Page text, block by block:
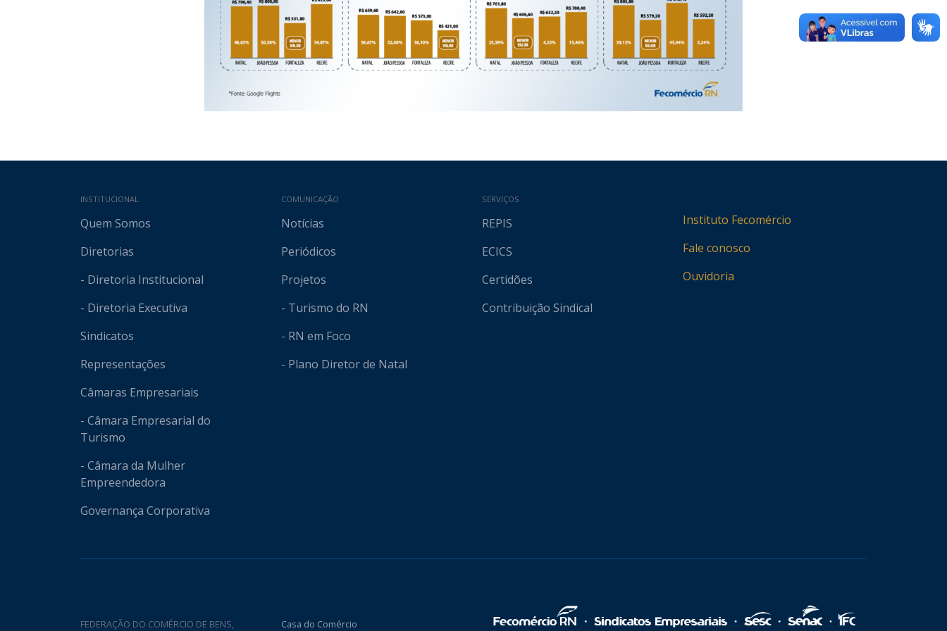
Mapa do site
INSTITUCIONAL
Quem Somos
Diretorias
- Diretoria Institucional
- Diretoria Executiva
Sindicatos
Representações
Câmaras Empresariais
- Câmara Empresarial do
Turismo
- Câmara da Mulher
Empreendedora
Governança Corporativa
COMUNICAÇÃO
Notícias
Periódicos
Projetos
- Turismo do RN
- RN em Foco
- Plano Diretor de Natal
SERVIÇOS
REPIS
ECICS
Certidões
Contribuição Sindical
Instituto Fecomércio
Fale conosco
Ouvidoria
FEDERAÇÃO DO COMÉRCIO DE BENS, Casa do Comércio